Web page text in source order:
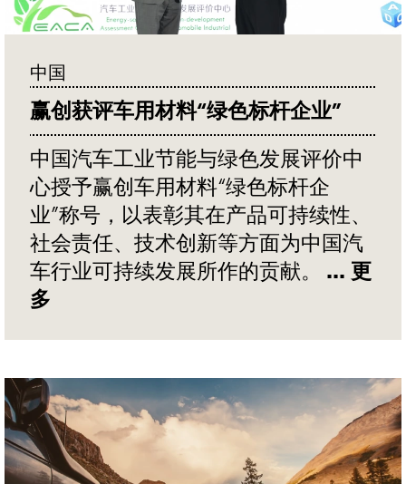
中国
赢创获评车用材料“绿色标杆企业”
中国汽车工业节能与绿色发展评价中
心授予赢创车用材料“绿色标杆企
业”称号，以表彰其在产品可持续性、
社会责任、技术创新等方面为中国汽
车行业可持续发展所作的贡献。
... 更
多